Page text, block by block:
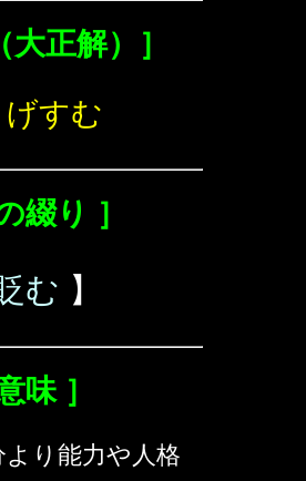
大正解）］
げすむ
綴り ］
む 】
味 ］
り能力や人格